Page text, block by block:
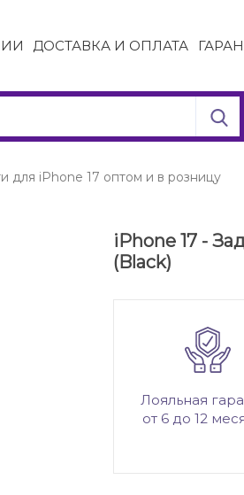
ДОСТАВКА И ОПЛАТА
для iPhone 17 оптом и в розницу
iPhone 17 -
(Black)
Лояльная
от 6 до 12